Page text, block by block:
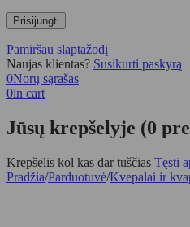
Pamiršau slaptažodį
Naujas klientas? Susikurti paskyrą
0Norų sąrašas
0in cart
Jūsų krepšelyje (0
Krepšelis kol kas dar tuščias Tęsti
Pradžia/Parduotuvė/Kvepalai ir